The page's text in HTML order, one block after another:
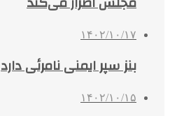
۱۴۰۲/۱۰/۱۷
بنز سپر ایمنی نامرئی دارد
۱۴۰۲/۱۰/۱۵